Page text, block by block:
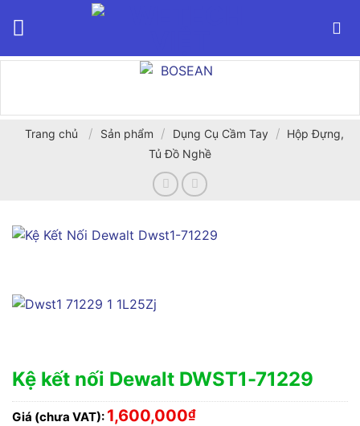
Trang chủ / Sản phẩm / Dụng Cụ Cầm Tay / Hộp Đựng,
Tủ Đồ Nghề
Kệ kết nối Dewalt DWST1-71229
Giá (chưa VAT): 1,600,000₫